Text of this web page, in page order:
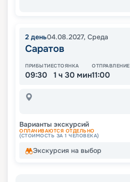
2 день04.08.2027, Среда
Саратов
ПРИБЫТИЕ
09:30
СТОЯНКА
1 ч 30 мин
ОТПРАВЛЕНИЕ
11:00
Варианты экскурсий
ОПЛАЧИВАЮТСЯ ОТДЕЛЬНО
(СТОИМОСТЬ ЗА 1 ЧЕЛОВЕКА)
Экскурсия на выбор